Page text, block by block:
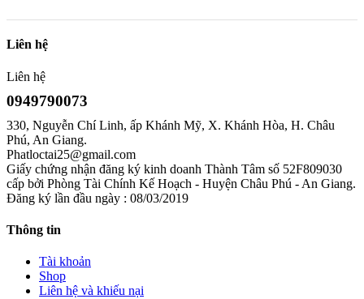
Liên hệ
Liên hệ
0949790073
330, Nguyễn Chí Linh, ấp Khánh Mỹ, X. Khánh Hòa, H. Châu
Phú, An Giang.
Phatloctai25@gmail.com
Giấy chứng nhận đăng ký kinh doanh Thành Tâm số 52F809030
cấp bởi Phòng Tài Chính Kế Hoạch - Huyện Châu Phú - An Giang.
Đăng ký lần đầu ngày : 08/03/2019
Thông tin
Tài khoản
Shop
Liên hệ và khiếu nại